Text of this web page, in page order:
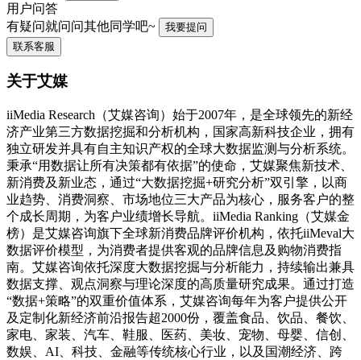
用户问答
有疑问就问问其他同学吧~
我要提问
联系客服
关于艾媒
iiMedia Research（艾媒咨询）始于2007年，是全球领先的新经
济产业第三方数据挖掘和分析机构，国家高新科技企业，拥有
独立研发并具有自主知识产权的全球大数据监测与分析系统。
秉承“用数据让所有决策都有依据”的使命，艾媒聚焦新技术、
新消费及新业态，通过“大数据挖掘+研究分析”双引擎，以商
业趋势、消费洞察、市场地位三大产品为核心，服务客户的整
个成长周期，为客户业绩增长导航。iiMedia Ranking（艾媒金
榜）是艾媒咨询旗下全球新消费品牌评价机构，依托iiMeval大
数据评价模型，为消费者提供客观的品牌信息及购物消费指
南。艾媒咨询依托深度大数据挖掘与分析能力，持续输出兼具
数据支撑、观点洞察与理论深度的高质量研究成果。通过打造
“数据+策略”的双重价值体系，艾媒咨询每年为客户提供公开
及定制化新经济前沿报告超2000份，覆盖食品、饮品、餐饮、
家电、家装、汽车、鞋服、医药、美妆、宠物、母婴、信创、
数娱、AI、科技、金融等传统核心行业，以及国潮经济、跨